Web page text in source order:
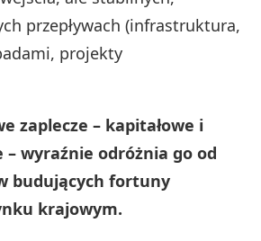
przepływach (infrastruktura,
projekty
zaplecze – kapitałowe i
wyraźnie odróżnia go od
budujących fortuny
krajowym.